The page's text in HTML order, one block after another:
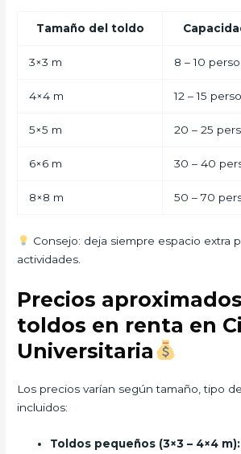
Tamaño del toldo
3×3 m 8 – 10
4×4 m 12 – 15
5×5 m 20 – 25
6×6 m 30 – 40
8×8 m 50 – 70
Consejo: deja siempre espacio extra
actividades.
Precios
toldos en renta en
Universitaria
Los precios varían según tamaño, tipo
incluidos:
Toldos pequeños (3×3 – 4×4 m):